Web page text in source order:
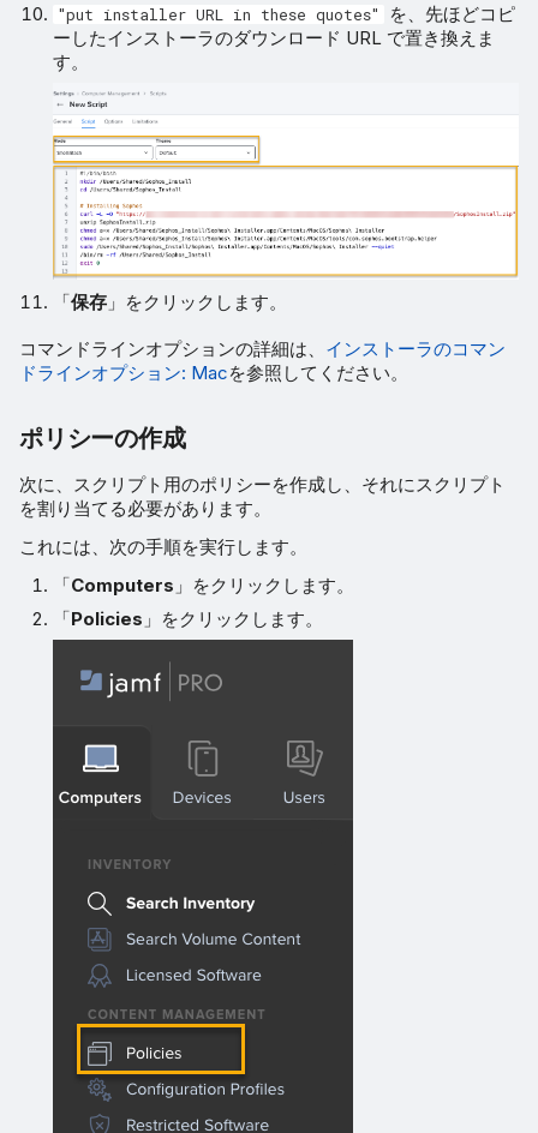
"put installer URL in these quotes"
を、先ほどコピ
ーしたインストーラのダウンロード URL で置き換えま
す。
「保存 」をクリックします。
コマンドラインオプションの詳細は、 インストーラのコマン
ドラインオプション: Macを参照してください。
ポリシーの作成
次に、スクリプト用のポリシーを作成し、それにスクリプト
を割り当てる必要があります。
これには、次の手順を実行します。
「Computers 」をクリックします。
「Policies 」をクリックします。